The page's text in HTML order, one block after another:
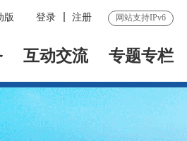
版 登录 注册 网站支持IPv6
互动交流 专题专栏